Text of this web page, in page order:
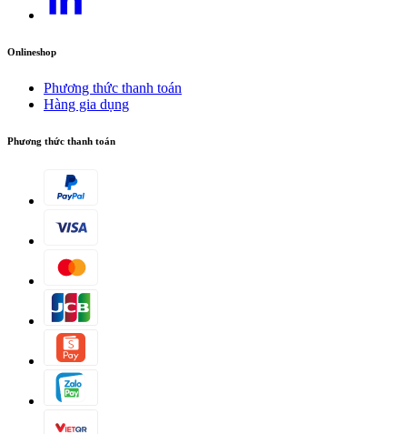
Ngăn chứa cáp.
Vị trí lưu trữ phụ kiện trên thùng chứa
Vị trí lưu trữ cho tất cả các phụ kiện.
Thùng nhựa chắc chắn và bình chứa nước sạch chống va đập
Bền bỉ.
Onlineshop
Phương thức thanh toán
Hàng gia dụng
Phương thức thanh toán